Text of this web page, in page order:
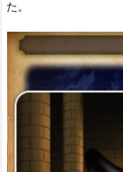
た。